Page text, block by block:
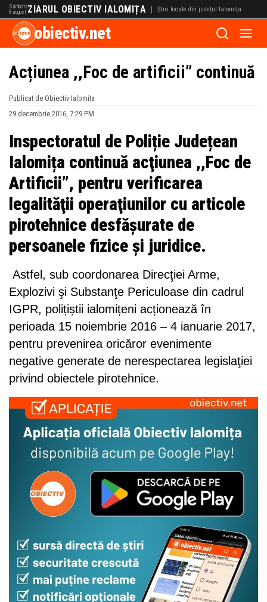
Sâmbătă
8 august ZIARUL OBIECTIV IALOMIȚA | Știri locale din județul Ialomița
obiectiv.net
Acțiunea ,,Foc de artificii” continuă
Publicat de Obiectiv Ialomita
29 decembrie 2016, 7:29 PM
Inspectoratul de Poliție Județean
Ialomița continuă acţiunea ,,Foc de
Artificii”, pentru verificarea
legalităţii operaţiunilor cu articole
pirotehnice desfăşurate de
persoanele fizice şi juridice.
Astfel, sub coordonarea Direcţiei Arme,
Explozivi şi Substanţe Periculoase din cadrul
IGPR, polițiștii ialomițeni acționează în
perioada 15 noiembrie 2016 – 4 ianuarie 2017,
pentru prevenirea oricăror evenimente
negative generate de nerespectarea legislaţiei
privind obiectele pirotehnice.